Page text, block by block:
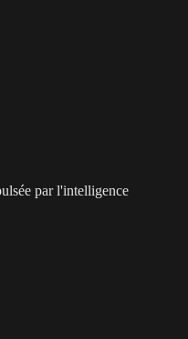
par l'intelligence